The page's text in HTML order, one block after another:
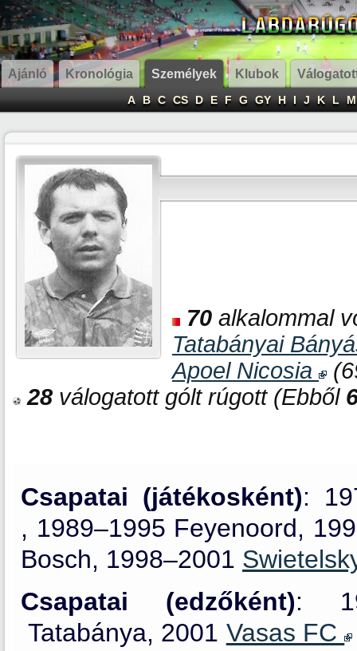
Ajánló Kronológia Személyek Klubok
A B C CS D E F G GY H I J K L M
70 alkalommal
Tatabányai
Apoel Nicosia
28 válogatott gólt rúgott (Ebből
Csapatai (játékosként):
, 1989–1995 Feyenoord,
Bosch, 1998–2001
Csapatai (edzőként):
Tatabánya, 2001 Vasas FC